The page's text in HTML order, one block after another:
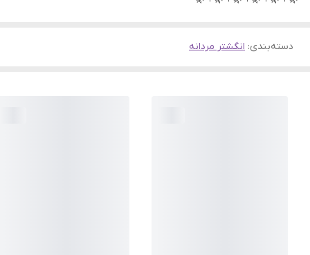
دسته‌بندی: انگشتر مردانه